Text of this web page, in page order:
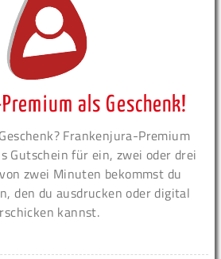
als Geschenk!
Frankenjura-Premium
Gutschein für ein, zwei oder drei
zwei Minuten bekommst du
den du ausdrucken oder digital
kannst.